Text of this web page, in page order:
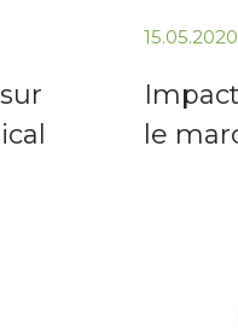
le